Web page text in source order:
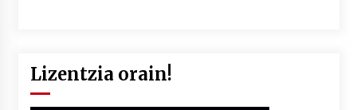
Lizentzia orain!